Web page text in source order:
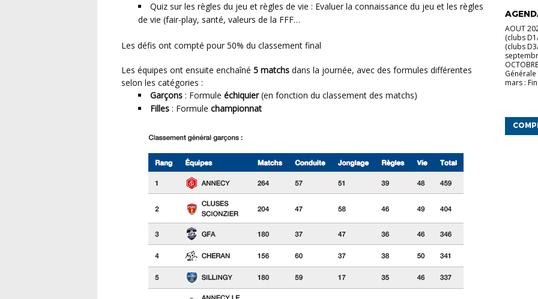
Quiz sur les règles du jeu et règles de vie : Evaluer la connaissance du jeu et les règles
de vie (fair-play, santé, valeurs de la FFF…
Les défis ont compté pour 50% du classement final
Les équipes ont ensuite enchaîné 5 matchs dans la journée, avec des formules différentes
selon les catégories :
Garçons : Formule échiquier(en fonction du classement des matchs)
Filles : Formule championnat
AOUT
(clubs
(clubs
mars :